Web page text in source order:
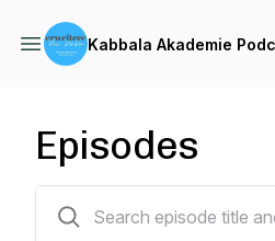
Kabbala Akademie
Episodes